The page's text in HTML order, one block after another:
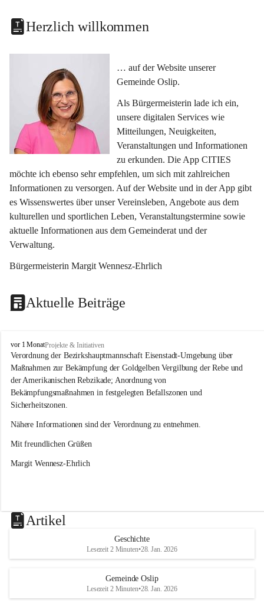
Herzlich willkommen
… auf der Website unserer
Gemeinde Oslip.
Als Bürgermeisterin lade ich ein,
unsere digitalen Services wie
Mitteilungen, Neuigkeiten,
Veranstaltungen und Informationen
zu erkunden. Die App CITIES
möchte ich ebenso sehr empfehlen, um sich mit zahlreichen
Informationen zu versorgen. Auf der Website und in der App gibt
es Wissenswertes über unser Vereinsleben, Angebote aus dem
kulturellen und sportlichen Leben, Veranstaltungstermine sowie
aktuelle Informationen aus dem Gemeinderat und der
Verwaltung.
Bürgermeisterin Margit Wennesz-Ehrlich
Aktuelle Beiträge
O
s
l
i
p
vor 1 MonatProjekte & Initiativen
Verordnung der Bezirkshauptmannschaft Eisenstadt-Umgebung über
Maßnahmen zur Bekämpfung der Goldgelben Vergilbung der Rebe und
der Amerikanischen Rebzikade; Anordnung von
Bekämpfungsmaßnahmen in festgelegten Befallszonen und
Sicherheitszonen.
Nähere Informationen sind der Verordnung zu entnehmen.
Mit freundlichen Grüßen
Margit Wennesz-Ehrlich
Artikel
Geschichte
Lesezeit 2 Minuten•28. Jan. 2026
Gemeinde Oslip
Lesezeit 2 Minuten•28. Jan. 2026